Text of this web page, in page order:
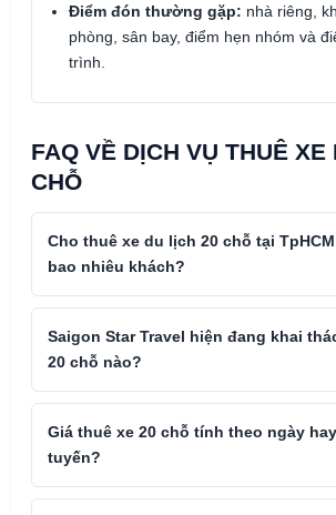
Điểm đón thường gặp: nhà riêng,
phòng, sân bay, điểm hẹn nhóm và
trình.
FAQ VỀ DỊCH VỤ THUÊ XE
CHỖ
Cho thuê xe du lịch 20 chỗ tại
bao nhiêu khách?
Saigon Star Travel hiện đang khai
20 chỗ nào?
Giá thuê xe 20 chỗ tính theo ngày
tuyến?